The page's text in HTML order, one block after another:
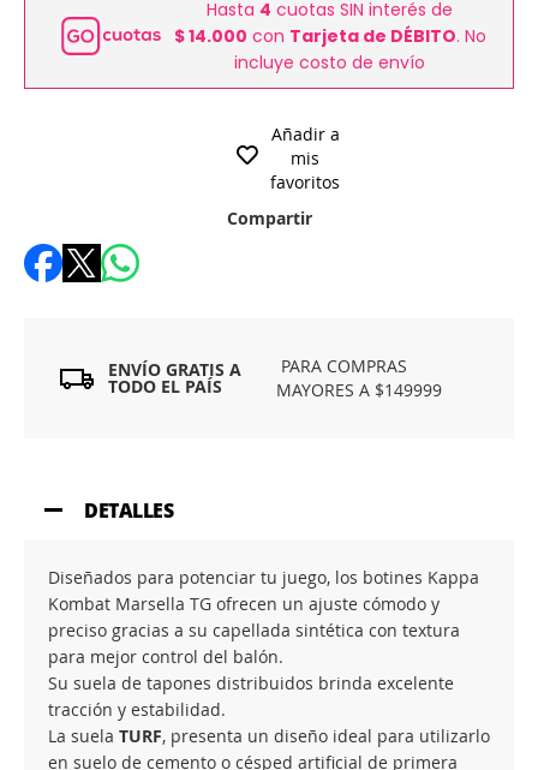
Hasta 4 cuotas SIN interés de
$ 14.000 con Tarjeta de DÉBITO. No
incluye costo de envío
Añadir a
mis
favoritos
Compartir
ENVÍO GRATIS A
TODO EL PAÍS
PARA COMPRAS
MAYORES A $149999
DETALLES
Diseñados para potenciar tu juego, los botines Kappa
Kombat Marsella TG ofrecen un ajuste cómodo y
preciso gracias a su capellada sintética con textura
para mejor control del balón.
Su suela de tapones distribuidos brinda excelente
tracción y estabilidad.
La suela TURF, presenta un diseño ideal para utilizarlo
en suelo de cemento o césped artificial de primera